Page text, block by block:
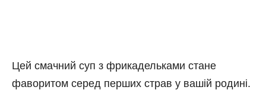
Цей смачний суп з фрикадельками стане
фаворитом серед перших страв у вашій родині.